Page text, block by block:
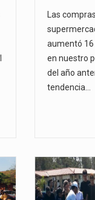
Las
aumentó
en nuestro
del año
tendencia…